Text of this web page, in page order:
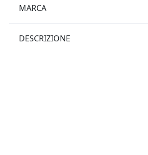
MARCA
DESCRIZIONE